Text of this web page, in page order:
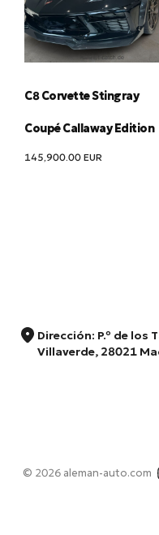
C8 Corvette Stingray
Coupé Callaway Edition
145,900.00 EUR
Dirección: P.º de los
Villaverde, 28021
© 2026 aleman-auto.com